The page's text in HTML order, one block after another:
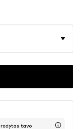
tavo